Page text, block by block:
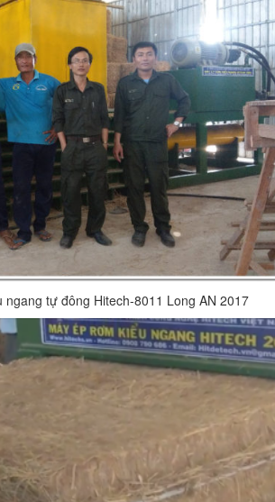
ngang tự đông Hitech-8011 Long AN 2017